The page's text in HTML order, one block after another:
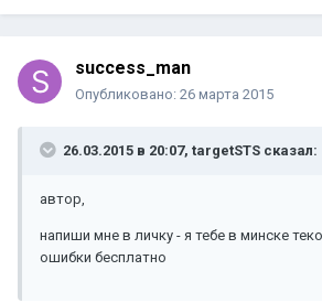
success_man
Опубликовано: 26 марта 2015
26.03.2015 в 20:07, targetSTS сказал:
автор,
напиши мне в личку - я тебе в минске
ошибки бесплатно